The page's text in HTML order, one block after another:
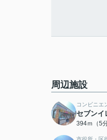
周辺施設
コンビニエ
セブンイ
394ｍ（5分